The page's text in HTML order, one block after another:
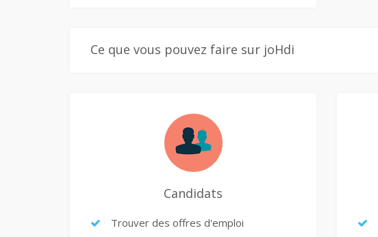
Ce que vous pouvez faire sur joHdi
Candidats
Trouver des offres d'emploi